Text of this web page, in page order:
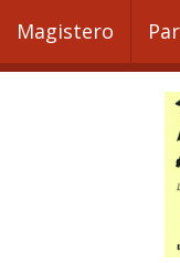
Magistero